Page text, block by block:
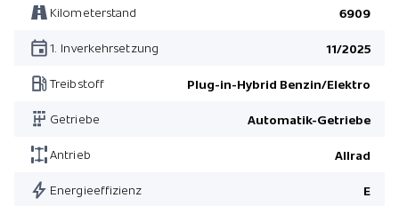
Kilometerstand 6909
1. Inverkehrsetzung 11/2025
Treibstoff Plug-in-Hybrid Benzin/Elektro
Getriebe Automatik-Getriebe
Antrieb Allrad
Energieeffizienz E